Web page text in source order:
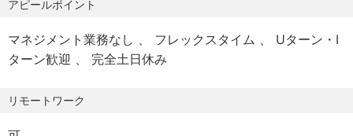
【リモートワーク（在宅勤務）】
す。
入社2年目以降に関して、業務習熟度により勤務日数の2割
料・絶縁体、導体材料・非絶縁導体、電線の製造、二次電
池の保守等
技術の研究・開発・設計経験のある方を求めています。
アピールポイント
マネジメント業務なし フレックスタイム
Uターン・I
ターン歓迎
完全土日休み
リモートワーク